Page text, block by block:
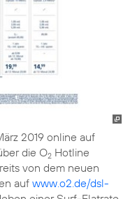
2019 online auf
die O2 Hotline
von dem neuen
auf www.o2.de/dsl-